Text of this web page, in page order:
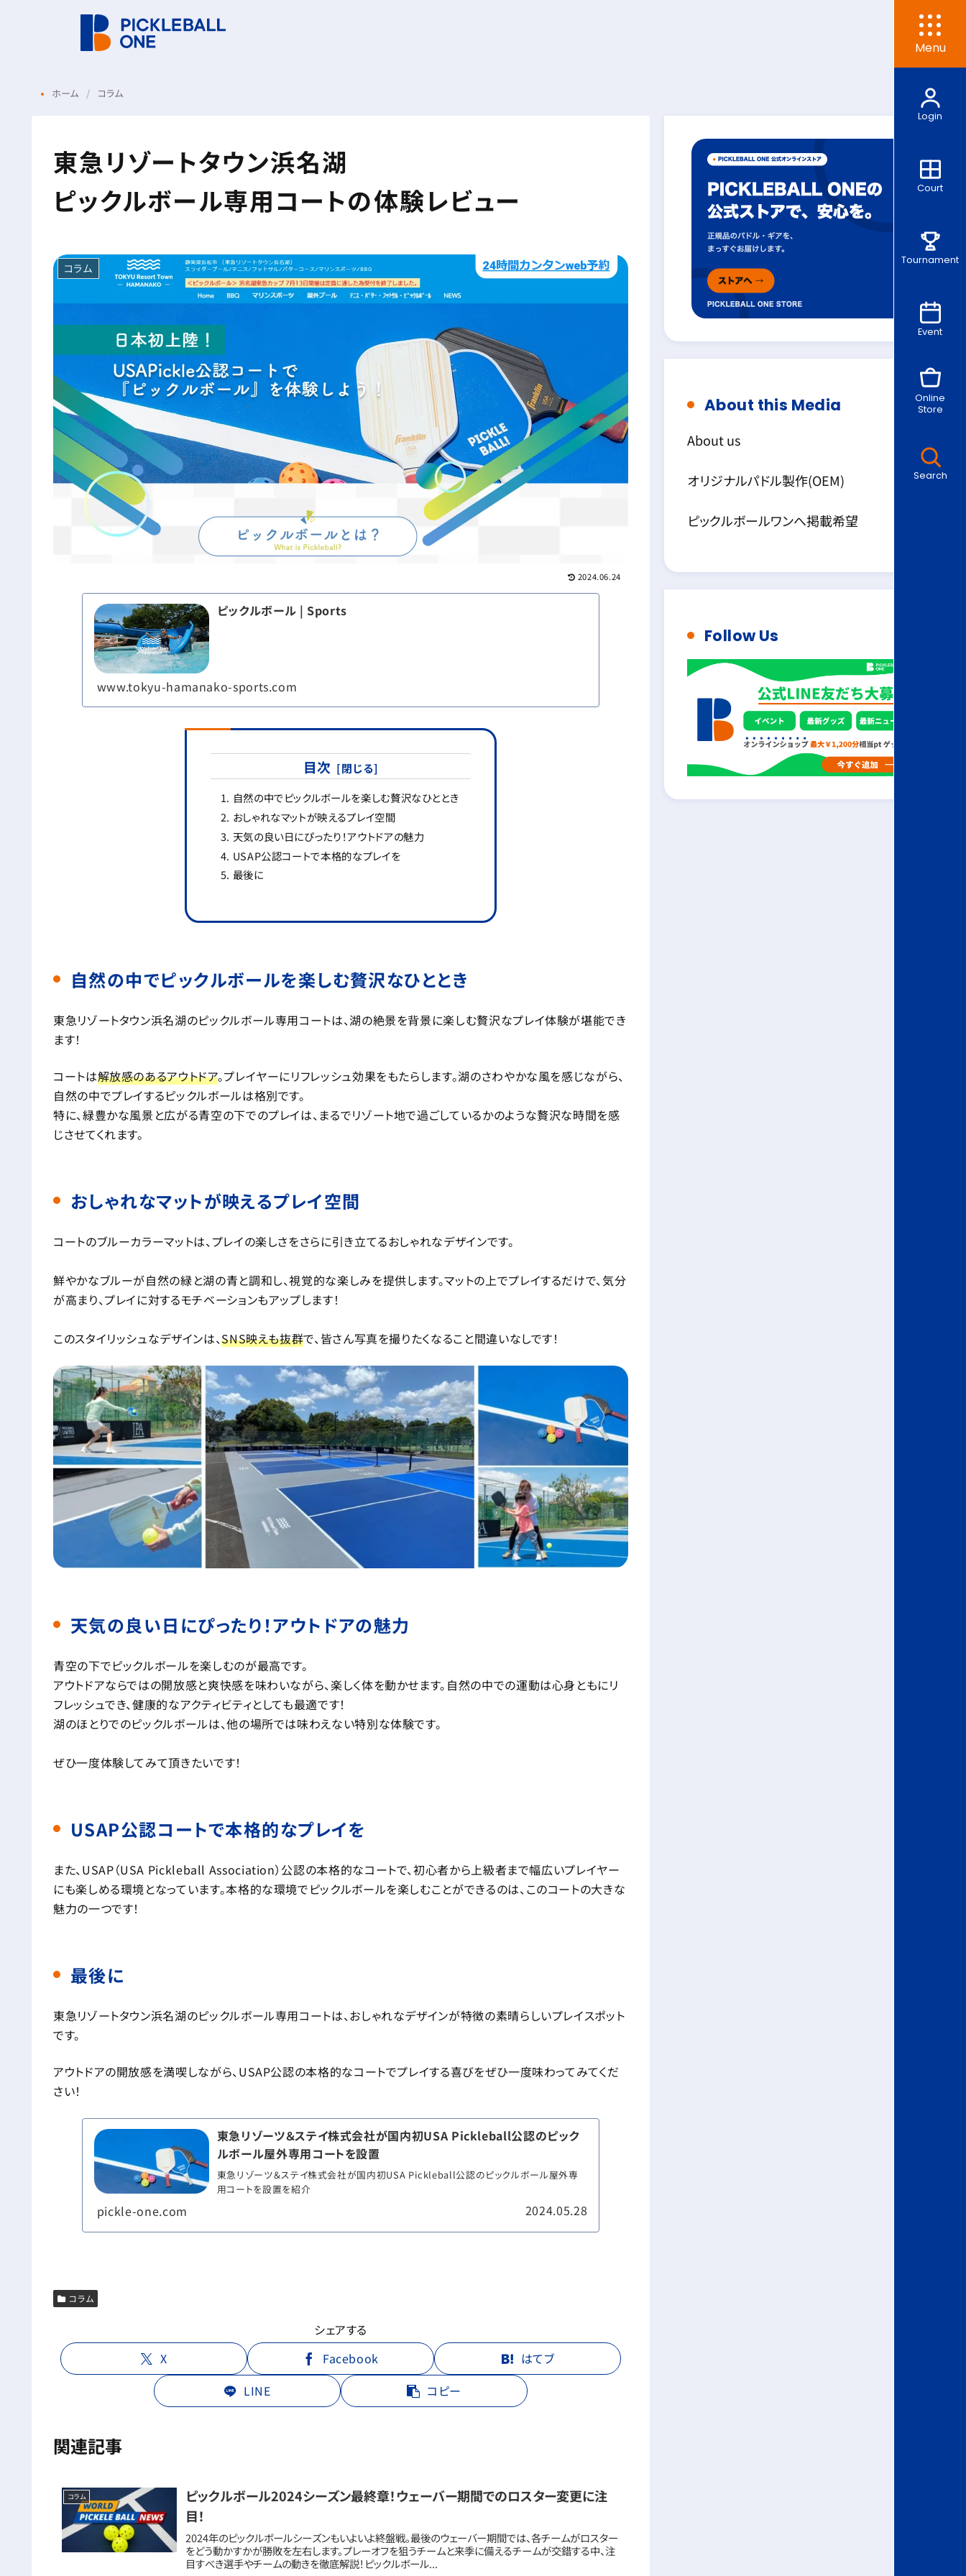
Menu
Login
Court
Tournament
Event
Online
Store
Search
ホーム コラム
東急リゾートタウン浜名湖
ピックルボール専用コートの体験レビュー
コラム
2024.06.24
ピックルボール | Sports
www.tokyu-hamanako-sports.com
目次
自然の中でピックルボールを楽しむ贅沢なひととき
おしゃれなマットが映えるプレイ空間
天気の良い日にぴったり！アウトドアの魅力
USAP公認コートで本格的なプレイを
最後に
自然の中でピックルボールを楽しむ贅沢なひととき
東急リゾートタウン浜名湖のピックルボール専用コートは、湖の絶景を背景に楽しむ贅沢なプレイ体験が堪能でき
ます！
コートは解放感のあるアウトドア。プレイヤーにリフレッシュ効果をもたらします。湖のさわやかな風を感じながら、
自然の中でプレイするピックルボールは格別です。
特に、緑豊かな風景と広がる青空の下でのプレイは、まるでリゾート地で過ごしているかのような贅沢な時間を感
じさせてくれます。
おしゃれなマットが映えるプレイ空間
コートのブルーカラーマットは、プレイの楽しさをさらに引き立てるおしゃれなデザインです。
鮮やかなブルーが自然の緑と湖の青と調和し、視覚的な楽しみを提供します。マットの上でプレイするだけで、気分
が高まり、プレイに対するモチベーションもアップします！
このスタイリッシュなデザインは、SNS映えも抜群で、皆さん写真を撮りたくなること間違いなしです！
天気の良い日にぴったり！アウトドアの魅力
青空の下でピックルボールを楽しむのが最高です。
アウトドアならではの開放感と爽快感を味わいながら、楽しく体を動かせます。自然の中での運動は心身ともにリ
フレッシュでき、健康的なアクティビティとしても最適です！
湖のほとりでのピックルボールは、他の場所では味わえない特別な体験です。
ぜひ一度体験してみて頂きたいです！
USAP公認コートで本格的なプレイを
また、USAP（USA Pickleball Association）公認の本格的なコートで、初心者から上級者まで幅広いプレイヤー
にも楽しめる環境となっています。本格的な環境でピックルボールを楽しむことができるのは、このコートの大きな
魅力の一つです！
最後に
東急リゾートタウン浜名湖のピックルボール専用コートは、おしゃれなデザインが特徴の素晴らしいプレイスポット
です。
アウトドアの開放感を満喫しながら、USAP公認の本格的なコートでプレイする喜びをぜひ一度味わってみてくだ
さい！
東急リゾーツ＆ステイ株式会社が国内初USA Pickleball公認のピック
ルボール屋外専用コートを設置
東急リゾーツ＆ステイ株式会社が国内初USA Pickleball公認のピックルボール屋外専
用コートを設置を紹介
pickle-one.com 2024.05.28
コラム
シェアする
X
Facebook
はてブ
LINE
コピー
関連記事
コラム
ピックルボール2024シーズン最終章！ウェーバー期間でのロスター変更に注
目！
2024年のピックルボールシーズンもいよいよ終盤戦。最後のウェーバー期間では、各チームがロスター
をどう動かすかが勝敗を左右します。プレーオフを狙うチームと来季に備えるチームが交錯する中、注
目すべき選手やチームの動きを徹底解説！ピックルボール...
About this Media
About us
オリジナルパドル製作(OEM)
ピックルボールワンへ掲載希望
Follow Us